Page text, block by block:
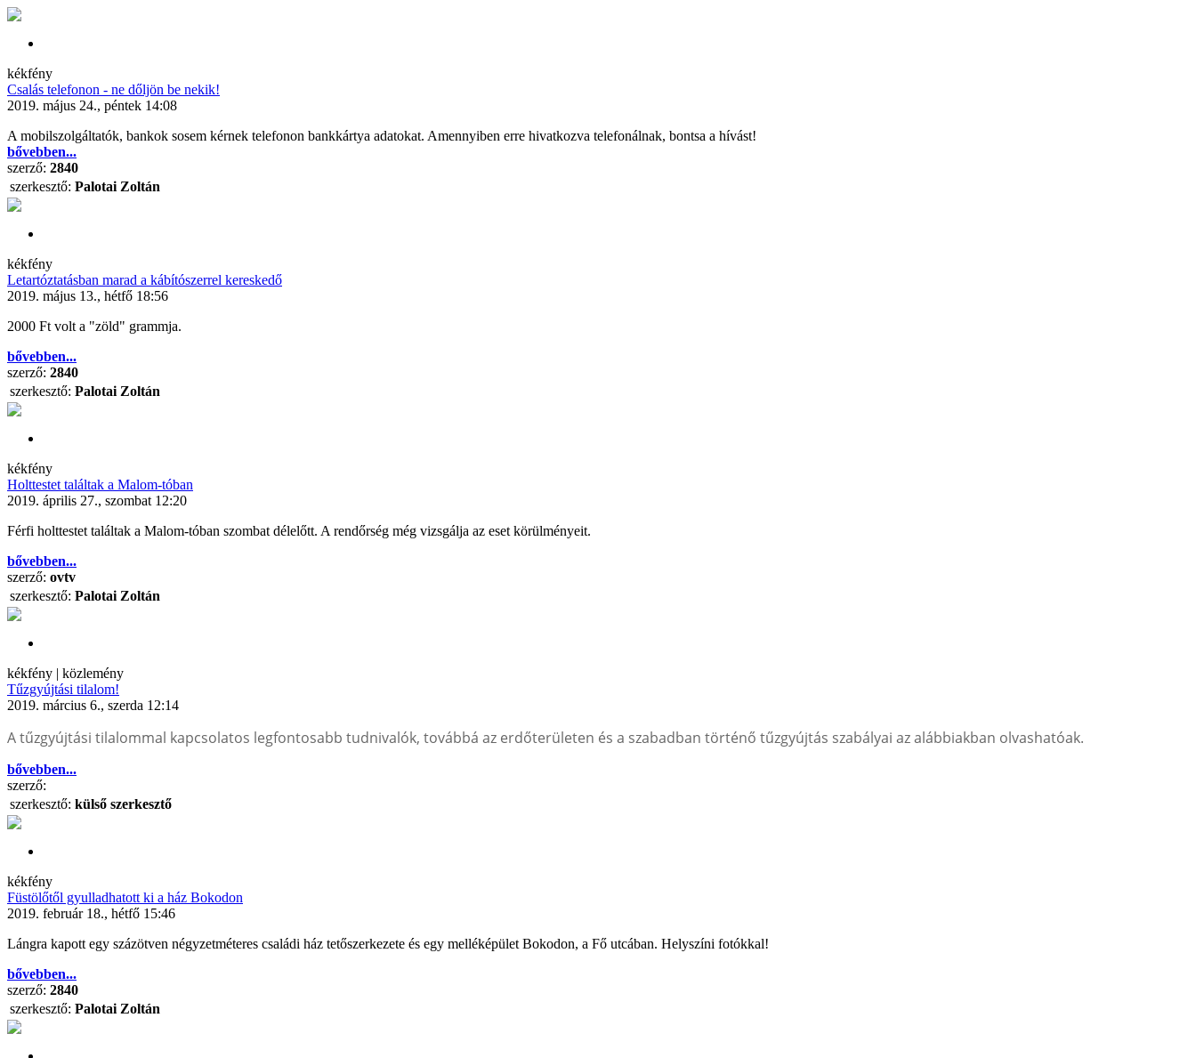
kékfény
Csalás telefonon - ne dőljön be nekik!
2019. május 24., péntek 14:08
A mobilszolgáltatók, bankok sosem kérnek telefonon bankkártya adatokat. Amennyiben erre hivatkozva telefonálnak, bontsa a hívást!
bővebben...
szerző: 2840
szerkesztő: Palotai Zoltán
kékfény
Letartóztatásban marad a kábítószerrel kereskedő
2019. május 13., hétfő 18:56
2000 Ft volt a "zöld" grammja.
bővebben...
szerző: 2840
szerkesztő: Palotai Zoltán
kékfény
Holttestet találtak a Malom-tóban
2019. április 27., szombat 12:20
Férfi holttestet találtak a Malom-tóban szombat délelőtt. A rendőrség még vizsgálja az eset körülményeit.
bővebben...
szerző: ovtv
szerkesztő: Palotai Zoltán
kékfény | közlemény
Tűzgyújtási tilalom!
2019. március 6., szerda 12:14
A tűzgyújtási tilalommal kapcsolatos legfontosabb tudnivalók, továbbá az erdőterületen és a szabadban történő tűzgyújtás szabályai az alábbiakban olvashatóak.
bővebben...
szerző:
szerkesztő: külső szerkesztő
kékfény
Füstölőtől gyulladhatott ki a ház Bokodon
2019. február 18., hétfő 15:46
Lángra kapott egy százötven négyzetméteres családi ház tetőszerkezete és egy melléképület Bokodon, a Fő utcában. Helyszíni fotókkal!
bővebben...
szerző: 2840
szerkesztő: Palotai Zoltán